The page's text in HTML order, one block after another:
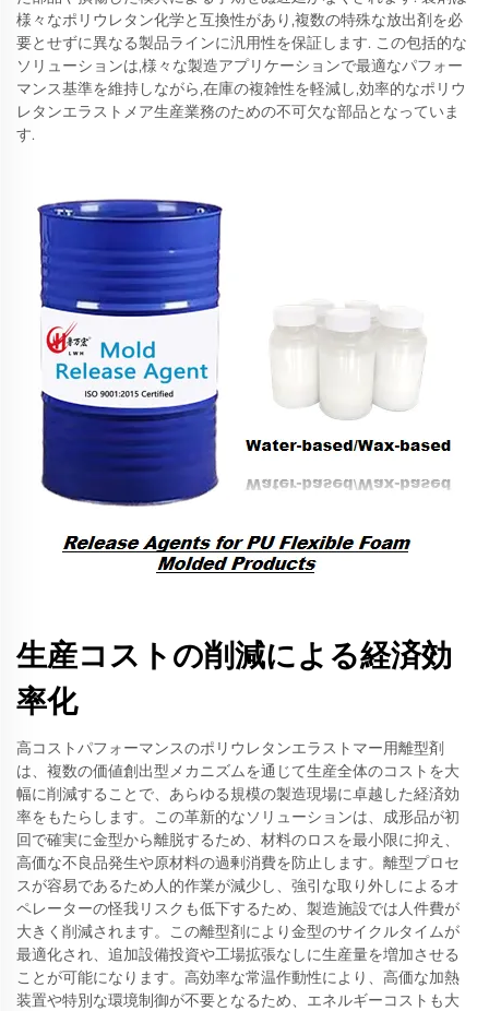
様々なポリウレタン化学と互換性があり,複数の特殊な放出剤を必
要とせずに異なる製品ラインに汎用性を保証します. この包括的な
ソリューションは,様々な製造アプリケーションで最適なパフォー
マンス基準を維持しながら,在庫の複雑性を軽減し,効率的なポリウ
レタンエラストメア生産業務のための不可欠な部品となっていま
す.
生産コストの削減による経済効
率化
高コストパフォーマンスのポリウレタンエラストマー用離型剤
は、複数の価値創出型メカニズムを通じて生産全体のコストを大
幅に削減することで、あらゆる規模の製造現場に卓越した経済効
率をもたらします。この革新的なソリューションは、成形品が初
回で確実に金型から離脱するため、材料のロスを最小限に抑え、
高価な不良品発生や原材料の過剰消費を防止します。離型プロセ
スが容易であるため人的作業が減少し、強引な取り外しによるオ
ペレーターの怪我リスクも低下するため、製造施設では人件費が
大きく削減されます。この離型剤により金型のサイクルタイムが
最適化され、追加設備投資や工場拡張なしに生産量を増加させる
ことが可能になります。高効率な常温作動性により、高価な加熱
装置や特別な環境制御が不要となるため、エネルギーコストも大